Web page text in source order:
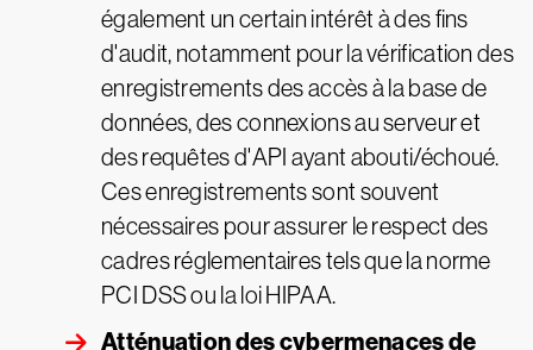
également un certain intérêt à des fins
d'audit, notamment pour la vérification des
enregistrements des accès à la base de
données, des connexions au serveur et
des requêtes d'API ayant abouti/échoué.
Ces enregistrements sont souvent
nécessaires pour assurer le respect des
cadres réglementaires tels que la norme
PCI DSS ou la loi HIPAA.
Atténuation des cybermenaces de